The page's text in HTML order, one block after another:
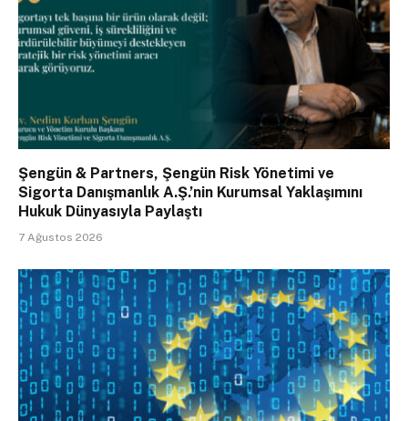
Şengün & Partners, Şengün Risk Yönetimi ve
Sigorta Danışmanlık A.Ş.’nin Kurumsal Yaklaşımını
Hukuk Dünyasıyla Paylaştı
7 Ağustos 2026